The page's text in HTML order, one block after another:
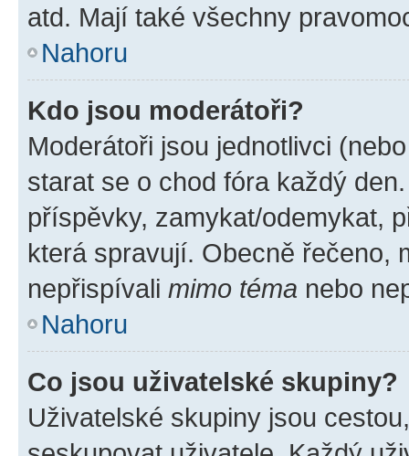
atd. Mají také všechny
Nahoru
Kdo jsou moderátoři?
Moderátoři jsou jednotlivci
starat se o chod fóra každý
příspěvky, zamykat/odemykat,
která spravují. Obecně řečeno,
nepřispívali mimo téma nebo
Nahoru
Co jsou uživatelské skupiny?
Uživatelské skupiny jsou